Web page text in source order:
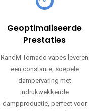
Geoptimaliseerde
Prestaties
RandM Tornado vapes leveren
een constante, soepele
dampervaring met
indrukwekkende
dampproductie, perfect voor